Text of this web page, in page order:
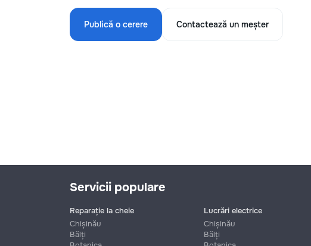
Publică o cerere Contactează un meșter
Servicii populare
Reparație la cheie
Chișinău
Bălți
Lucrări electrice
Chișinău
Bălți